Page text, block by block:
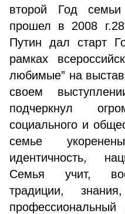
второй Год
прошел в 2008
Путин дал старт
рамках
любимые” на
своем
подчеркнул
социального и
семье
идентичность,
Семья учит,
традиции,